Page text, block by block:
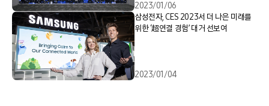
2023/01/06
삼성전자, CES 2023서 더 나은 미래를
위한 ‘超연결 경험’ 대거 선보여
2023/01/04